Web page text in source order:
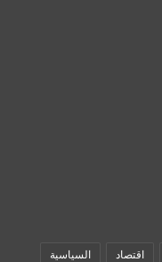
اقتصاد السياسية